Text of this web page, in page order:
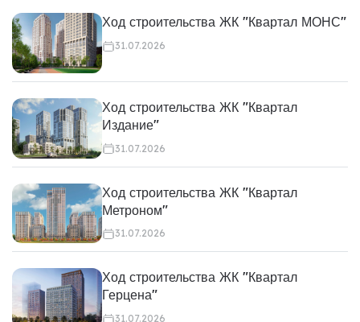
Ход строительства ЖК "Квартал МОНС"
31.07.2026
Ход строительства ЖК "Квартал
Издание"
31.07.2026
Ход строительства ЖК "Квартал
Метроном"
31.07.2026
Ход строительства ЖК "Квартал
Герцена"
31.07.2026